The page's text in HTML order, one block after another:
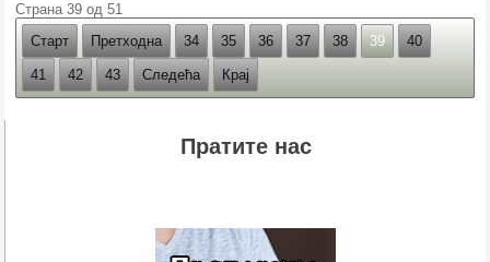
Страна 39 од 51
Старт
Претходна 34 35 36 37 38 39 40
41 42 43 Следећа Крај
Пратите нас